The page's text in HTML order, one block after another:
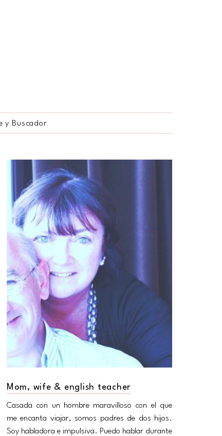
y Buscador
Mom, wife & english teacher
Casada con un hombre maravilloso con el que
me encanta viajar, somos padres de dos hijos.
Soy habladora e impulsiva. Puedo hablar durante